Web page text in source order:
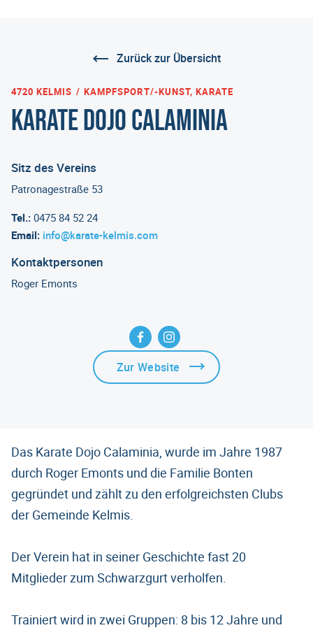
Zurück zur Übersicht
4720 KELMIS KAMPFSPORT/-KUNST, KARATE
Karate Dojo Calaminia
Sitz des Vereins
Patronagestraße 53
Tel.: 0475 84 52 24
Email: info@karate-kelmis.com
Kontaktpersonen
Roger Emonts
Zur Website
Das Karate Dojo Calaminia, wurde im Jahre 1987
durch Roger Emonts und die Familie Bonten
gegründet und zählt zu den erfolgreichsten Clubs
der Gemeinde Kelmis.
Der Verein hat in seiner Geschichte fast 20
Mitglieder zum Schwarzgurt verholfen.
Trainiert wird in zwei Gruppen: 8 bis 12 Jahre und